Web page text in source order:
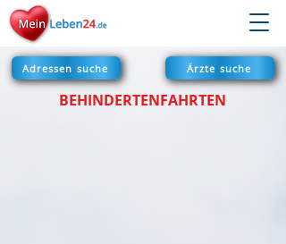
Adressen suche Ärzte suche
BEHINDERTENFAHRTEN